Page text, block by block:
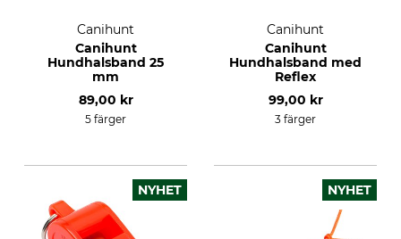
Canihunt
Canihunt
Hundhalsband 25
mm
89,00 kr
5 färger
Canihunt
Canihunt
Hundhalsband med
Reflex
99,00 kr
3 färger
NYHET NYHET